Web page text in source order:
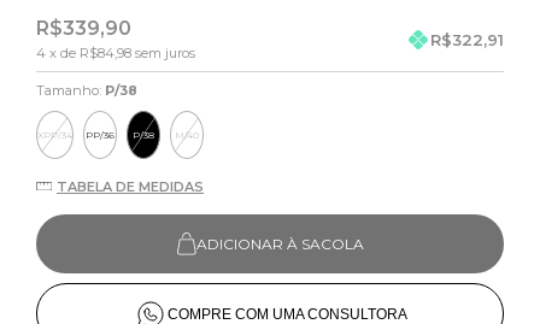
R$339,90
4 x de R$84,98 sem juros
R$322,91
Tamanho: P/38
XPP/34 PP/36 P/38 M/40
TABELA DE MEDIDAS
ADICIONAR À SACOLA
COMPRE COM UMA CONSULTORA